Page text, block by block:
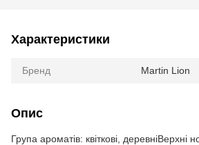
Характеристики
Бренд Martin Lion
Опис
Група ароматів: квіткові, деревніВерхні